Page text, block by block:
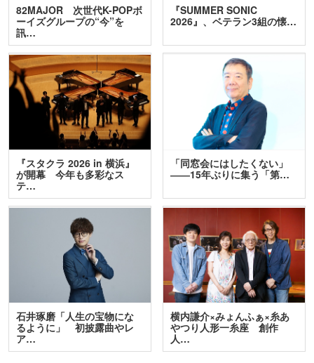
82MAJOR 次世代K-POPボ
ーイズグループの“今”を
訊…
『SUMMER SONIC
2026』、ベテラン3組の懐…
『スタクラ 2026 in 横浜』
が開幕 今年も多彩なス
テ…
「同窓会にはしたくない」
――15年ぶりに集う「第…
石井琢磨「人生の宝物にな
るように」 初披露曲やレ
ア…
横内謙介×みょんふぁ×糸あ
やつり人形一糸座 創作
人…